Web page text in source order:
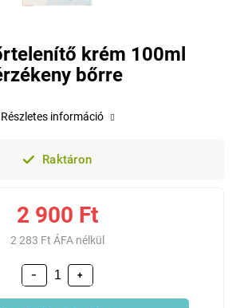
krém 100ml
bőrre
Raktáron
2 900 Ft
2 283 Ft ÁFA nélkül
+
−
Részletes információ